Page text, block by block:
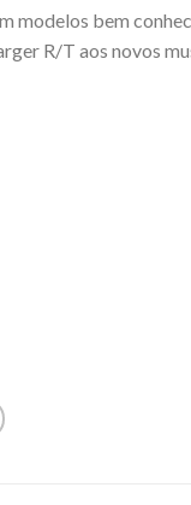
modelos bem
R/T aos novos